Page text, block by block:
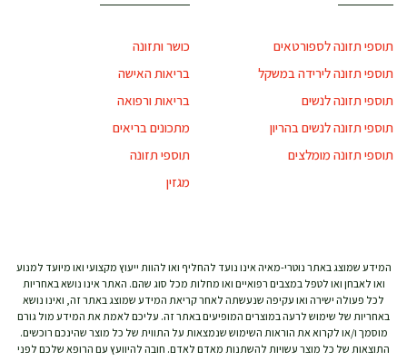
תוספי תזונה לספורטאים
תוספי תזונה לירידה במשקל
תוספי תזונה לנשים
תוספי תזונה לנשים בהריון
תוספי תזונה מומלצים
כושר ותזונה
בריאות האישה
בריאות ורפואה
מתכונים בריאים
תוספי תזונה
מגזין
המידע שמוצג באתר נוטרי-מאיה אינו נועד להחליף ואו להוות ייעוץ מקצועי ואו מיועד למנוע
ואו לאבחן ואו לטפל במצבים רפואיים ואו מחלות מכל סוג שהם. האתר אינו נושא באחריות
לכל פעולה ישירה ואו עקיפה שנעשתה לאחר קריאת המידע שמוצג באתר זה, ואינו נושא
באחריות של שימוש לרעה במוצרים המופיעים באתר זה. עליכם לאמת את המידע מול גורם
מוסמך ו/או לקרוא את הוראות השימוש שנמצאות על התווית של כל מוצר שהינכם רוכשים.
התוצאות של כל מוצר עשויות להשתנות מאדם לאדם. חובה להיוועץ עם הרופא שלכם לפני